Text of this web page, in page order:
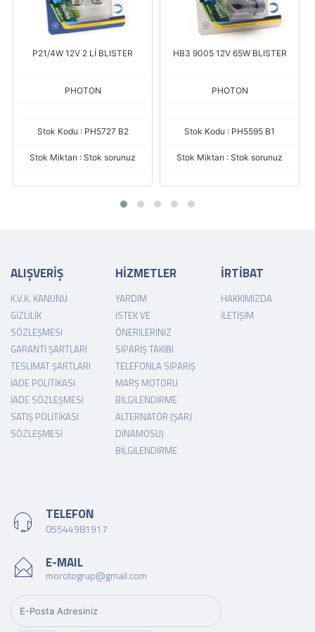
P21/4W 12V 2 Lİ BLISTER
PHOTON
Stok Kodu : PH5727 B2
Stok Miktarı : Stok sorunuz
HB3 9005 12V 65W BLISTER
PHOTON
Stok Kodu : PH5595 B1
Stok Miktarı : Stok sorunuz
ALIŞVERİŞ
K.V.K. KANUNU
GIZLILIK
SÖZLEŞMESI
GARANTI ŞARTLARI
TESLIMAT ŞARTLARI
İADE POLITIKASI
İADE SÖZLEŞMESI
SATIŞ POLITIKASI
SÖZLEŞMESI
HİZMETLER
YARDIM
İSTEK VE
ÖNERILERINIZ
SIPARIŞ TAKIBI
TELEFONLA SIPARIŞ
MARŞ MOTORU
BILGILENDIRME
ALTERNATÖR (ŞARJ
DINAMOSU)
BILGILENDIRME
İRTİBAT
HAKKIMIZDA
İLETIŞIM
TELEFON
05544981917
E-MAIL
morotogrup@gmail.com